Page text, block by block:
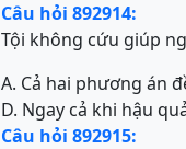
Câu hỏi 892914:
Tội không cứu giúp
A. Cả hai phương án
D. Ngay cả khi hậu
Câu hỏi 892915: